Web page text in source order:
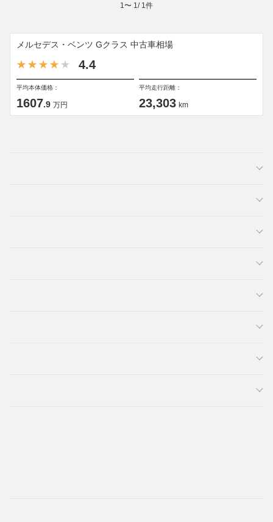
1 〜 1 / 1 件
メルセデス・ベンツ Gクラス 中古車相場
4.4
平均本体価格：
1607.9 万円
平均走行距離：
23,303 km